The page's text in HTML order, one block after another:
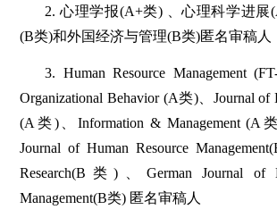
2. 心理学报(A+类) 、心理科学进展
(B类)和外国经济与管理(B类)匿名审稿人
3. Human Resource Management
Organizational Behavior (A类)、Journal of
(A类)、Information & Management (A
Journal of Human Resource
Research(B类)、German Journal of
Management(B类) 匿名审稿人